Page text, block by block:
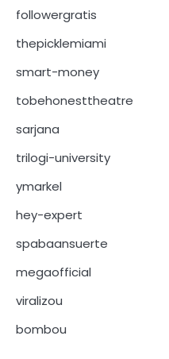
followergratis
thepicklemiami
smart-money
tobehonesttheatre
sarjana
trilogi-university
ymarkel
hey-expert
spabaansuerte
megaofficial
viralizou
bombou